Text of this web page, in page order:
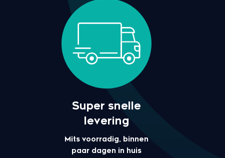
Super snelle
levering
Mits voorradig, binnen
paar dagen in huis